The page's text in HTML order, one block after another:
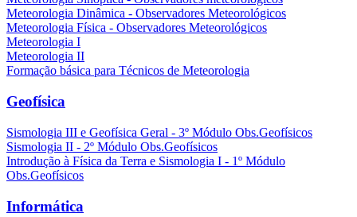
Meteorologia Dinâmica - Observadores Meteorológicos
Meteorologia Física - Observadores Meteorológicos
Meteorologia I
Meteorologia II
Formação básica para Técnicos de Meteorologia
Geofísica
Sismologia III e Geofísica Geral - 3º Módulo Obs.Geofísicos
Sismologia II - 2º Módulo Obs.Geofísicos
Introdução à Física da Terra e Sismologia I - 1º Módulo
Obs.Geofísicos
Informática